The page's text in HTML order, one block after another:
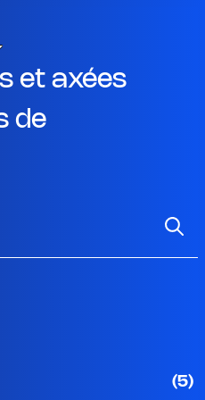
et axées
de
(5)